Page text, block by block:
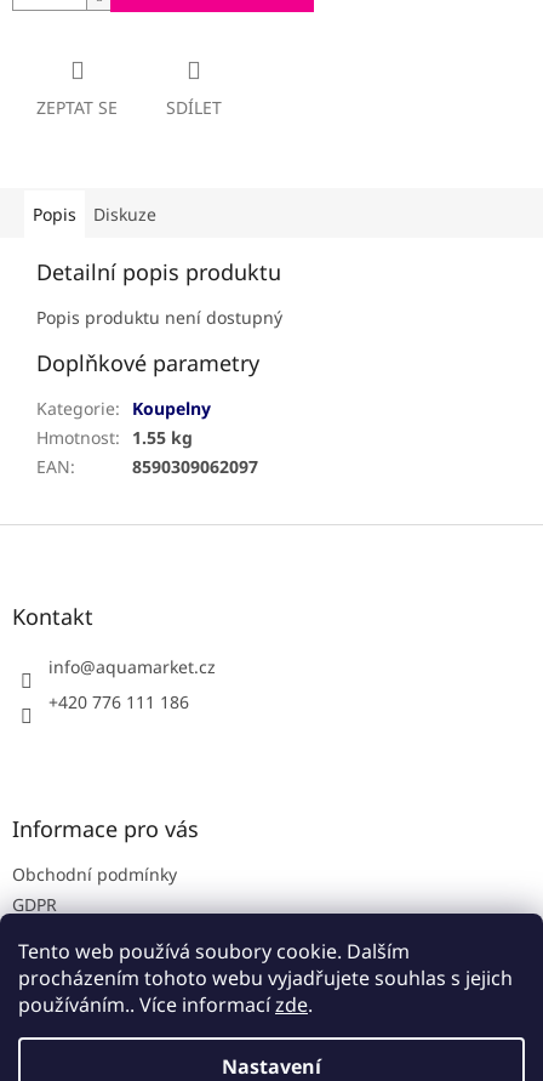
Tento web používá soubory cookie. Dalším
procházením tohoto webu vyjadřujete souhlas s jejich
používáním.. Více informacízde.
Nastavení
ZEPTAT SE SDÍLET
Popis Diskuze
Detailní popis produktu
Popis produktu není dostupný
Doplňkové parametry
Kategorie:
Koupelny
Hmotnost:
1.55 kg
EAN: 8590309062097
Z
Kontakt
info@aquamarket.cz
+420 776 111 186
Informace pro vás
Obchodní podmínky
GDPR
Kontakty
Vytvořil Shoptet